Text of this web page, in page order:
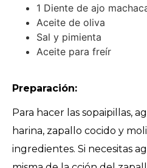
1 Diente de ajo
Aceite de oliva
Sal y pimienta
Aceite para freír
Preparación:
Para hacer las sopaipillas,
harina, zapallo cocido y
ingredientes. Si necesitas